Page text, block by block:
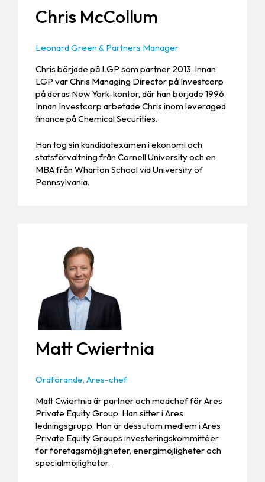
Chris McCollum
Leonard Green & Partners Manager
Chris började på LGP som partner 2013. Innan
LGP var Chris Managing Director på Investcorp
på deras New York-kontor, där han började 1996.
Innan Investcorp arbetade Chris inom leveraged
finance på Chemical Securities.
Han tog sin kandidatexamen i ekonomi och
statsförvaltning från Cornell University och en
MBA från Wharton School vid University of
Pennsylvania.
Matt Cwiertnia
Ordförande, Ares-chef
Matt Cwiertnia är partner och medchef för Ares
Private Equity Group. Han sitter i Ares
ledningsgrupp. Han är dessutom medlem i Ares
Private Equity Groups investeringskommittéer
för företagsmöjligheter, energimöjligheter och
specialmöjligheter.